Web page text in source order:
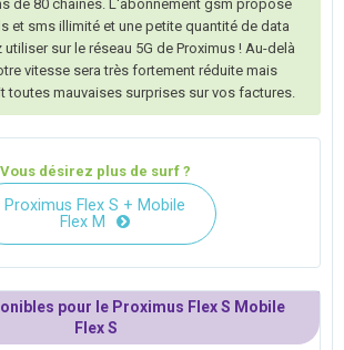
de 80 chaînes. L'abonnement gsm propose
et sms illimité et une petite quantité de data
sur le réseau 5G de Proximus ! Au-delà
vitesse sera très fortement réduite mais
toutes mauvaises surprises sur vos factures.
Vous désirez plus de surf ?
Proximus Flex S + Mobile
Flex M
pour le Proximus Flex S Mobile
Flex S